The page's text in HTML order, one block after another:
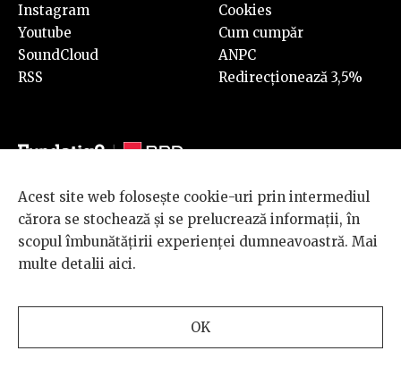
Instagram
Youtube
SoundCloud
RSS
Cookies
Cum cumpăr
ANPC
Redirecționează 3,5%
© 2026 BRD Groupe Société Générale, toate drepturile rezervate.
Scena 9 este un proiect sustinut de
BRD GROUPE SOCIÉTÉ
GÉNÉRALE
Acest site web folosește cookie-uri prin intermediul
cărora se stochează și se prelucrează informații, în
scopul îmbunătățirii experienței dumneavoastră. Mai
multe detalii aici.
OK